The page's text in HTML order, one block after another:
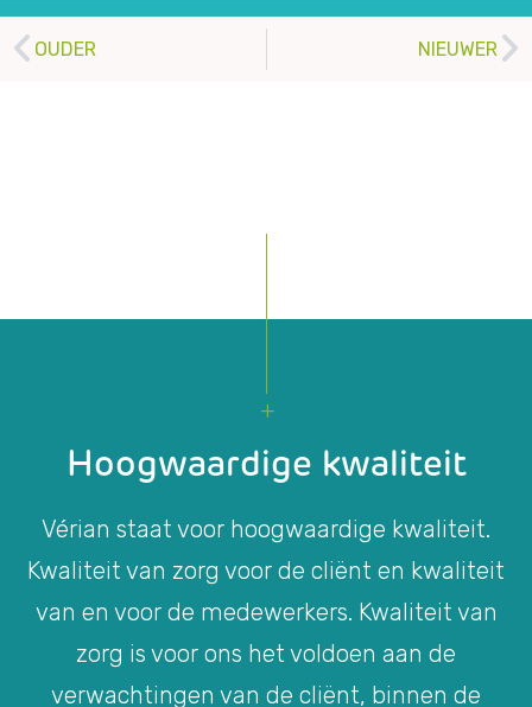
OUDER NIEUWER
Hoogwaardige kwaliteit
Vérian staat voor hoogwaardige kwaliteit.
Kwaliteit van zorg voor de cliënt en kwaliteit
van en voor de medewerkers. Kwaliteit van
zorg is voor ons het voldoen aan de
verwachtingen van de cliënt, binnen de